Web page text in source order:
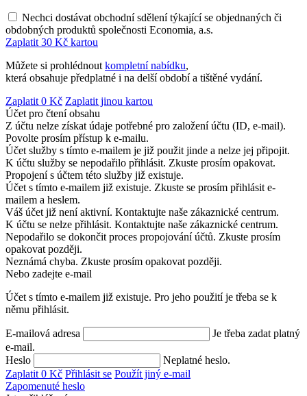
Nechci dostávat obchodní sdělení týkající se objednaných či
obdobných produktů společnosti Economia, a.s.
Zaplatit 30 Kč kartou
Můžete si prohlédnout kompletní nabídku,
která obsahuje předplatné i na delší období a tištěné vydání.
Zaplatit 0 Kč Zaplatit jinou kartou
Účet pro čtení obsahu
Z účtu nelze získat údaje potřebné pro založení účtu (ID, e-mail).
Povolte prosím přístup k e-mailu.
Účet služby s tímto e-mailem je již použit jinde a nelze jej připojit.
K účtu služby se nepodařilo přihlásit. Zkuste prosím opakovat.
Propojení s účtem této služby již existuje.
Účet s tímto e-mailem již existuje. Zkuste se prosím přihlásit e-
mailem a heslem.
Váš účet již není aktivní. Kontaktujte naše zákaznické centrum.
K účtu se nelze přihlásit. Kontaktujte naše zákaznické centrum.
Nepodařilo se dokončit proces propojování účtů. Zkuste prosím
opakovat později.
Neznámá chyba. Zkuste prosím opakovat později.
Nebo zadejte e-mail
Účet s tímto e-mailem již existuje. Pro jeho použití je třeba se k
němu přihlásit.
E-mailová adresa
Je třeba zadat platný
e-mail.
Heslo
Neplatné heslo.
Zaplatit 0 Kč Přihlásit se Použít jiný e-mail
Zapomenuté heslo